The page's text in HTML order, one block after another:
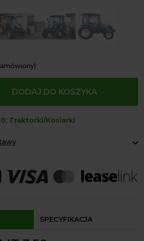
DODAJ DO KOSZYKA
, Traktorki/Kosiarki
ustalane indywidualnie
i ceny uzależniona od produktu.
SPECYFIKACJA